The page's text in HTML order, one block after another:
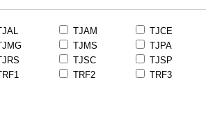
TJAM
TJCE
TJMS
TJPA
TJSC
TJSP
TRF2
TRF3